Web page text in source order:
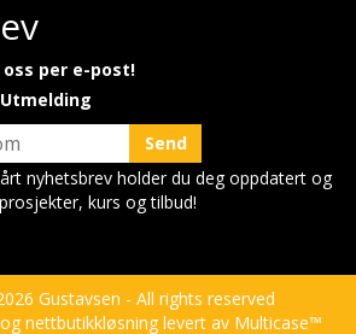
per e-post!
Utmelding
nyhetsbrev holder du deg oppdatert og
kurs og tilbud!
Gustavsen - All rights reserved
og nettbutikkløsning levert av Multicase™